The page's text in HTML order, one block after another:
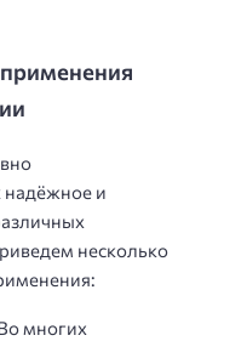
надёжное и
несколько
многих